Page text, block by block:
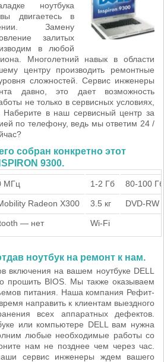
ноутбука
двигаетесь в
Замену
залитых
в любой
Многолетний навык в области
центру производить ремонтные
сложностей. Сервис инженеры
давно, это дает возможность
не только в сервисных условиях,
в наш сервисный центр за
по телефону, ведь мы ответим 24 /
собран конкретно этот
9300.
МГц 1-2 Гб 80-100 Гб
Radeon X300 3.5 кг DVD-RW
— нет Wi-Fi
ноутбук на ремонт к нам.
включения на вашем ноутбуке DELL
прошить BIOS. Мы также оказываем
питания. Наша компания Рефит-
направить к клиентам выездного
всех аппаратных дефектов.
или компьютере DELL вам нужна
любые необходимые работы со
нам не позднее чем через час.
сервис инженеры ждем вашего